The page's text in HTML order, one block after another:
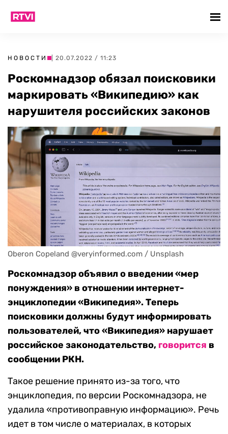
НОВОСТИ | 20.07.2022 / 11:23
Роскомнадзор обязал поисковики
маркировать «Википедию» как
нарушителя российских законов
Oberon Copeland @veryinformed.com / Unsplash
Роскомнадзор объявил о введении «мер
понуждения» в отношении интернет-
энциклопедии «Википедия». Теперь
поисковики должны будут информировать
пользователей, что «Википедия» нарушает
российское законодательство, говорится в
сообщении РКН.
Такое решение принято из-за того, что
энциклопедия, по версии Роскомнадзора, не
удалила «противоправную информацию». Речь
идет в том числе о материалах, в которых